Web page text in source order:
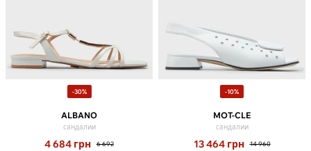
-30%
ALBANO
сандалии
4 684 грн 6 692
-10%
MOT-CLE
сандалии
13 464 грн 14 960